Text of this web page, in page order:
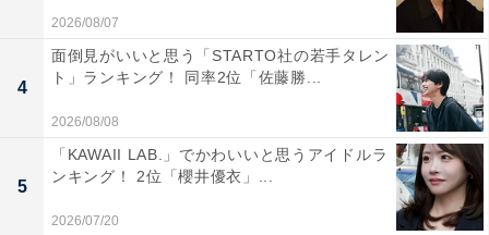
こちらもおすすめ
2026/08/07
4
面倒見がいいと思う「STARTO社の若手タレン
ト」ランキング！ 同率2位「佐藤勝...
2026/08/08
5
「KAWAII LAB.」でかわいいと思うアイドルラ
ンキング！ 2位「櫻井優衣」...
2026/07/20